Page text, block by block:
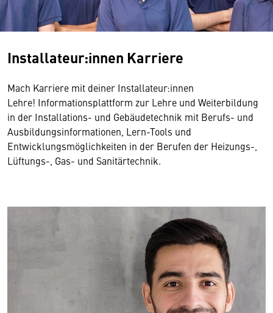
Installateur:innen Karriere
Mach Karriere mit deiner Installateur:innen
Lehre! Informationsplattform zur Lehre und Weiterbildung
in der Installations- und Gebäudetechnik mit Berufs- und
Ausbildungsinformationen, Lern-Tools und
Entwicklungsmöglichkeiten in der Berufen der Heizungs-,
Lüftungs-, Gas- und Sanitärtechnik.